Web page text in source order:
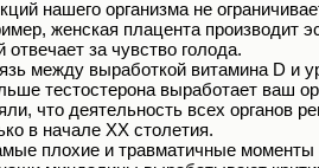
нашего организма не
женская плацента производит
за чувство голода.
между выработкой витамина D и
тестостерона выработает ваш
что деятельность всех органов
в начале XX столетия.
плохие и травматичные моменты